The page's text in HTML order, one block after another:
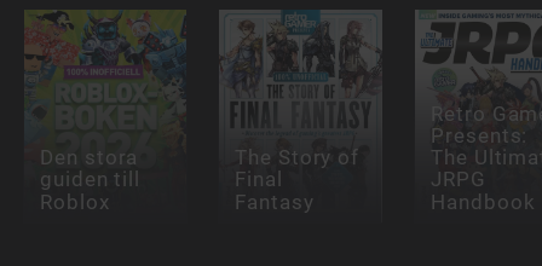
Den stora
guiden till
Roblox
The Story of
Final
Fantasy
Retro
Presents:
The
JRPG
Handbook